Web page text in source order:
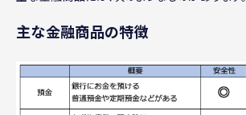
主な金融商品の特徴